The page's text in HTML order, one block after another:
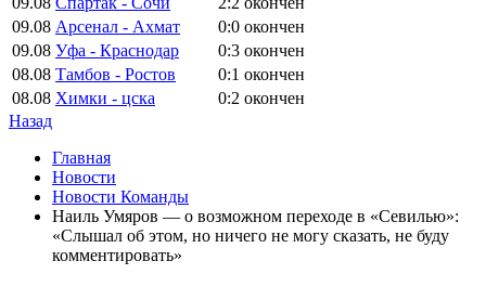
09.08 Арсенал - Ахмат 0:0 окончен
09.08 Уфа - Краснодар 0:3 окончен
08.08 Тамбов - Ростов 0:1 окончен
08.08 Химки - цска 0:2 окончен
Назад
Главная
Новости
Новости Команды
Наиль Умяров — о возможном переходе в «Севилью»:
«Слышал об этом, но ничего не могу сказать, не буду
комментировать»